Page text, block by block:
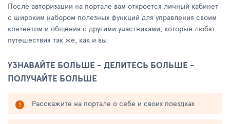
После авторизации на портале вам откроется личный кабинет
с широким набором полезных функций для управления своим
контентом и общения с другими участниками, которые любят
путешествия так же, как и вы.
УЗНАВАЙТЕ БОЛЬШЕ - ДЕЛИТЕСЬ БОЛЬШЕ -
ПОЛУЧАЙТЕ БОЛЬШЕ
Расскажите на портале о себе и своих поездках